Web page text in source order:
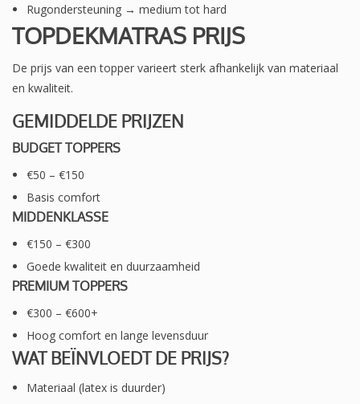
Rugondersteuning → medium tot hard
TOPDEKMATRAS PRIJS
De prijs van een topper varieert sterk afhankelijk van materiaal
en kwaliteit.
GEMIDDELDE PRIJZEN
BUDGET TOPPERS
€50 – €150
Basis comfort
MIDDENKLASSE
€150 – €300
Goede kwaliteit en duurzaamheid
PREMIUM TOPPERS
€300 – €600+
Hoog comfort en lange levensduur
WAT BEÏNVLOEDT DE PRIJS?
Materiaal (latex is duurder)